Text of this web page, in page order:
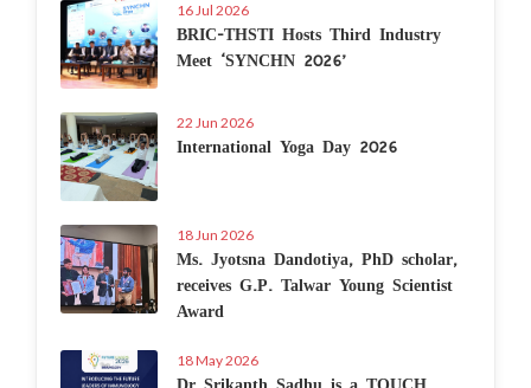
16 Jul 2026
BRIC-THSTI Hosts Third Industry
Meet ‘SYNCHN 2026’
22 Jun 2026
International Yoga Day 2026
18 Jun 2026
Ms. Jyotsna Dandotiya, PhD scholar,
receives G.P. Talwar Young Scientist
Award
18 May 2026